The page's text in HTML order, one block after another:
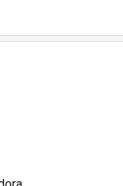
ideale per